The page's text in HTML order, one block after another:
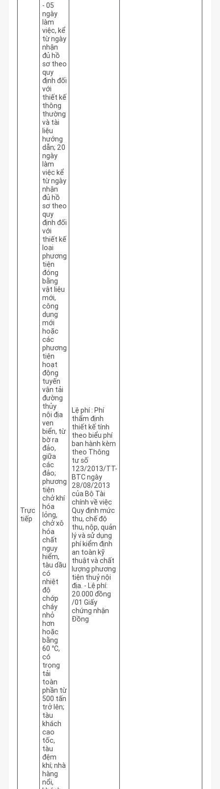
Trực
tiếp
- 05
ngày
làm
việc, kể
từ ngày
nhận
đủ hồ
sơ theo
quy
định đối
với
thiết kế
thông
thường
và tài
liệu
hướng
dẫn; 20
ngày
làm
việc kể
từ ngày
nhận
đủ hồ
sơ theo
quy
định đối
với
thiết kế
loại
phương
tiện
đóng
bằng
vật liệu
mới,
công
dụng
mới
hoặc
các
phương
tiện
hoạt
động
tuyến
vận tải
đường
thủy
nội địa
ven
biển, từ
bờ ra
đảo,
giữa
các
đảo;
phương
tiện
chở khí
hóa
lỏng,
chở xô
hóa
chất
nguy
hiểm,
tàu dầu
có
nhiệt
độ
chớp
cháy
nhỏ
hơn
hoặc
bằng
60 °C,
có
trọng
tải
toàn
phần từ
500 tấn
trở lên;
tàu
khách
cao
tốc,
tàu
đệm
khí; nhà
hàng
nổi,
Lệ phí : Phí
thẩm định
thiết kế tính
theo biểu phí
ban hành kèm
theo Thông
tư số
123/2013/TT-
BTC ngày
28/08/2013
của Bộ Tài
chính về việc
Quy định mức
thu, chế độ
thu, nộp, quản
lý và sử dụng
phí kiểm định
an toàn kỹ
thuật và chất
lượng phương
tiện thuỷ nội
địa. - Lệ phí:
20.000 đồng
/01 Giấy
chứng nhận
Đồng